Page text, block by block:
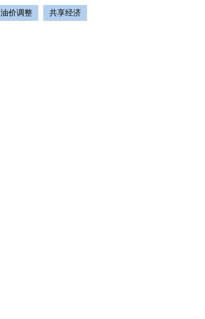
油价调整 共享经济